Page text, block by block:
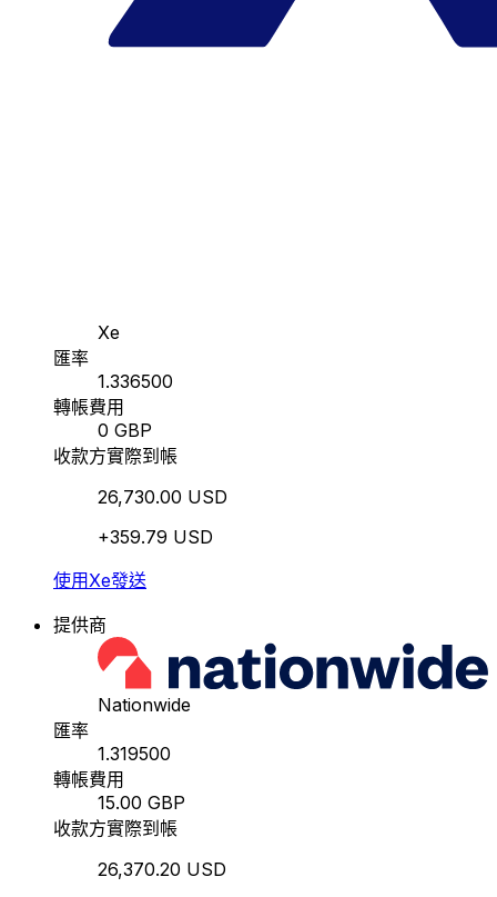
Xe
匯率
1.336500
轉帳費用
0 GBP
收款方實際到帳
26,730.00 USD
+359.79 USD
使用Xe發送
提供商
Nationwide
匯率
1.319500
轉帳費用
15.00 GBP
收款方實際到帳
26,370.20 USD